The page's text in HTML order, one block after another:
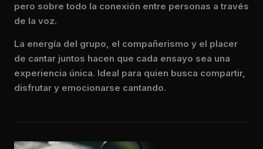
pero sobre todo la conexión entre personas a través
de la voz.
La energía del grupo, el compañerismo y el placer
de cantar juntos hacen que cada ensayo sea una
experiencia única. Ideal para quien busca compartir,
disfrutar y emocionarse cantando.